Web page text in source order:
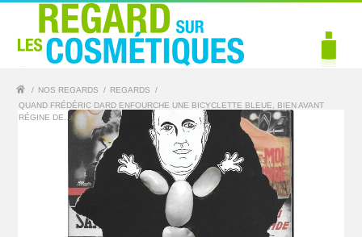
/ NOS REGARDS / REGARDS
/
QUAND FRÉDÉRIC DARD ENFOURCHE UNE BICYCLETTE BLEUE, BIEN AVANT
RÉGINE DE...